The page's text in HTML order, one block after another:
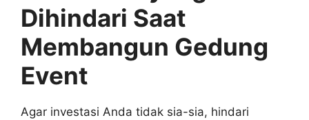
Dihindari Saat
Membangun Gedung
Event
Agar investasi Anda tidak sia-sia, hindari